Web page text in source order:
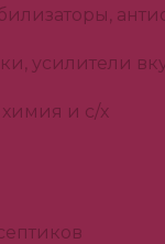
усилители
и с/х